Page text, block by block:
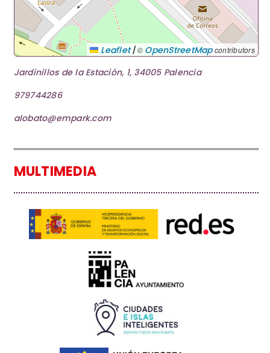
Leaflet|© OpenStreetMapcontributors
Jardinillos de la Estación, 1, 34005 Palencia
979744286
alobato@empark.com
MULTIMEDIA